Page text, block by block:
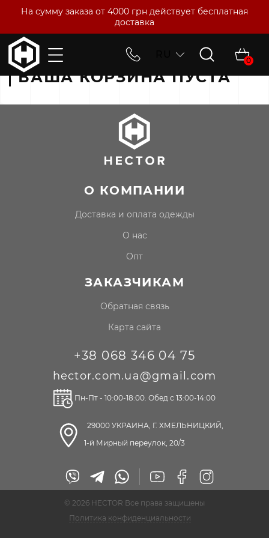
На сумму заказа от 4000 грн действует бесплатная
доставка
0
Главная Корзина
ВАША КОРЗИНА ПУСТА
О КОМПАНИИ
доставка и оплата одежды
о нас
опт
ЗАКАЗЧИКАМ
Обратная связь
Карта сайта
+38 068 346 04 75
hector.com.ua@gmail.com
Пн-Пт - 10:00-18:00. Обед с 13:00-14:00
29000 УКРАИНА, Г. ХМЕЛЬНИЦКИЙ,
1-й Мирный переулок, 20/3
© 2026 HECTOR Все права защищены
Политика конфиденциальности